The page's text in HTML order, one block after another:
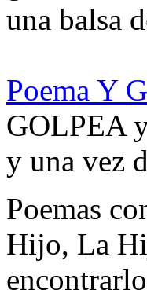
una balsa
Poema Y
GOLPEA
y una vez
Poemas
Hijo, La